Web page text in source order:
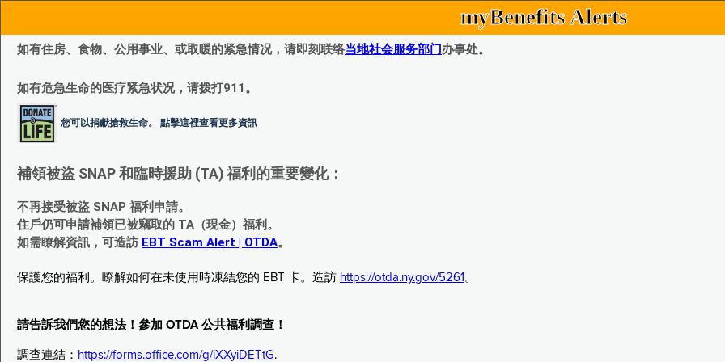
myBenefits Alerts
如有住房、食物、公用事业、或取暖的紧急情况，请即刻联络当地社会服务部门办事处。
如有危急生命的医疗紧急状况，请拨打911。
您可以捐獻搶救生命。 點擊這裡查看更多資訊
補領被盜 SNAP 和臨時援助 (TA) 福利的重要變化：
不再接受被盜 SNAP 福利申請。
住戶仍可申請補領已被竊取的 TA（現金）福利。
如需瞭解資訊，可造訪 EBT Scam Alert | OTDA。
保護您的福利。瞭解如何在未使用時凍結您的 EBT 卡。造訪 https://otda.ny.gov/5261 。
請告訴我們您的想法！參加 OTDA 公共福利調查！
調查連結： https://forms.office.com/g/iXXyiDETtG.